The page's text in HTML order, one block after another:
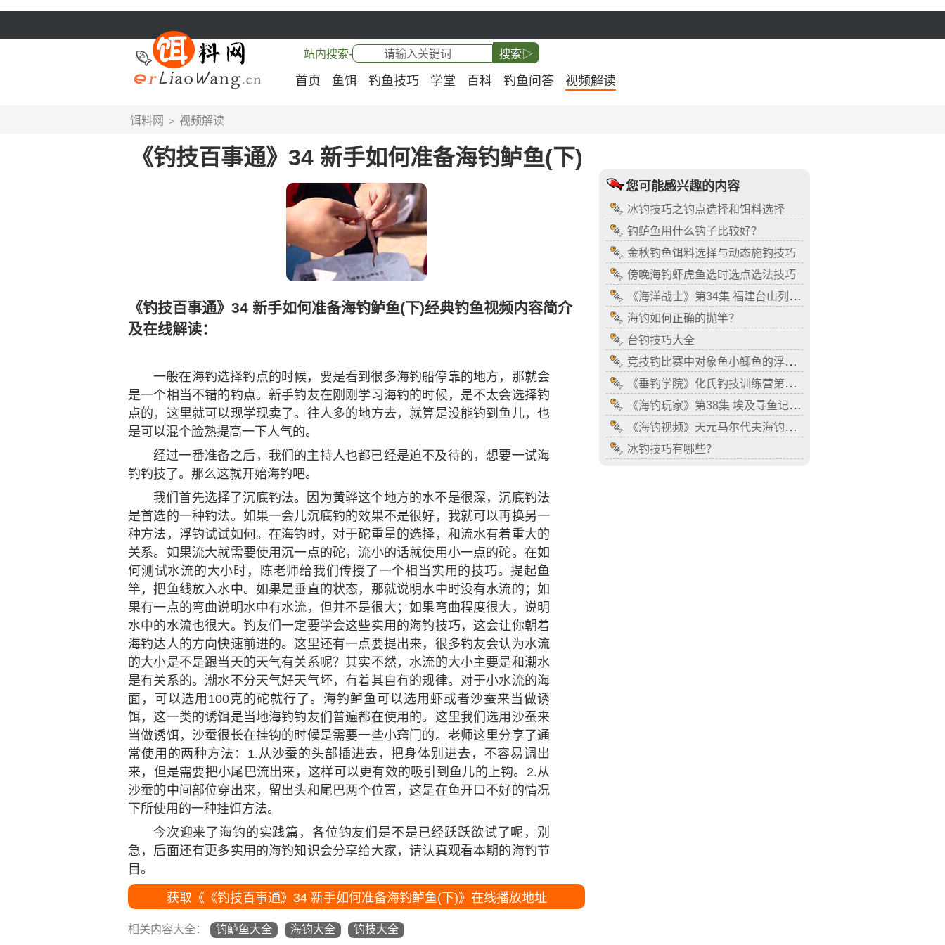
站内搜索- 搜索▷
首页 鱼饵 钓鱼技巧 学堂 百科 钓鱼问答 视频解读
饵料网 > 视频解读
《钓技百事通》34 新手如何准备海钓鲈鱼(下)
《钓技百事通》34 新手如何准备海钓鲈鱼(下)经典钓鱼视频内容简介
及在线解读：
一般在海钓选择钓点的时候，要是看到很多海钓船停靠的地方，那就会
是一个相当不错的钓点。新手钓友在刚刚学习海钓的时候，是不太会选择钓
点的，这里就可以现学现卖了。往人多的地方去，就算是没能钓到鱼儿，也
是可以混个脸熟提高一下人气的。
经过一番准备之后，我们的主持人也都已经是迫不及待的，想要一试海
钓钓技了。那么这就开始海钓吧。
我们首先选择了沉底钓法。因为黄骅这个地方的水不是很深，沉底钓法
是首选的一种钓法。如果一会儿沉底钓的效果不是很好，我就可以再换另一
种方法，浮钓试试如何。在海钓时，对于砣重量的选择，和流水有着重大的
关系。如果流大就需要使用沉一点的砣，流小的话就使用小一点的砣。在如
何测试水流的大小时，陈老师给我们传授了一个相当实用的技巧。提起鱼
竿，把鱼线放入水中。如果是垂直的状态，那就说明水中时没有水流的；如
果有一点的弯曲说明水中有水流，但并不是很大；如果弯曲程度很大，说明
水中的水流也很大。钓友们一定要学会这些实用的海钓技巧，这会让你朝着
海钓达人的方向快速前进的。这里还有一点要提出来，很多钓友会认为水流
的大小是不是跟当天的天气有关系呢？其实不然，水流的大小主要是和潮水
是有关系的。潮水不分天气好天气坏，有着其自有的规律。对于小水流的海
面，可以选用100克的砣就行了。海钓鲈鱼可以选用虾或者沙蚕来当做诱
饵，这一类的诱饵是当地海钓钓友们普遍都在使用的。这里我们选用沙蚕来
当做诱饵，沙蚕很长在挂钩的时候是需要一些小窍门的。老师这里分享了通
常使用的两种方法：1.从沙蚕的头部插进去，把身体别进去，不容易调出
来，但是需要把小尾巴流出来，这样可以更有效的吸引到鱼儿的上钩。2.从
沙蚕的中间部位穿出来，留出头和尾巴两个位置，这是在鱼开口不好的情况
下所使用的一种挂饵方法。
今次迎来了海钓的实践篇，各位钓友们是不是已经跃跃欲试了呢，别
急，后面还有更多实用的海钓知识会分享给大家，请认真观看本期的海钓节
目。
获取《《钓技百事通》34 新手如何准备海钓鲈鱼(下)》在线播放地址
相关内容大全： 钓鲈鱼大全 海钓大全 钓技大全
您可能感兴趣的内容
冰钓技巧之钓点选择和饵料选择
钓鲈鱼用什么钩子比较好？
金秋钓鱼饵料选择与动态施钓技巧
傍晚海钓虾虎鱼选时选点选法技巧
《海洋战士》第34集 福建台山列岛海钓猎鲷行
海钓如何正确的抛竿？
台钓技巧大全
竞技钓比赛中对象鱼小鲫鱼的浮钓技巧
《垂钓学院》化氏钓技训练营第三季25 化绍新讲不同水域的钓鲤技巧
《海钓玩家》第38集 埃及寻鱼记（一）
《海钓视频》天元马尔代夫海钓之旅(上)初试海钓
冰钓技巧有哪些？